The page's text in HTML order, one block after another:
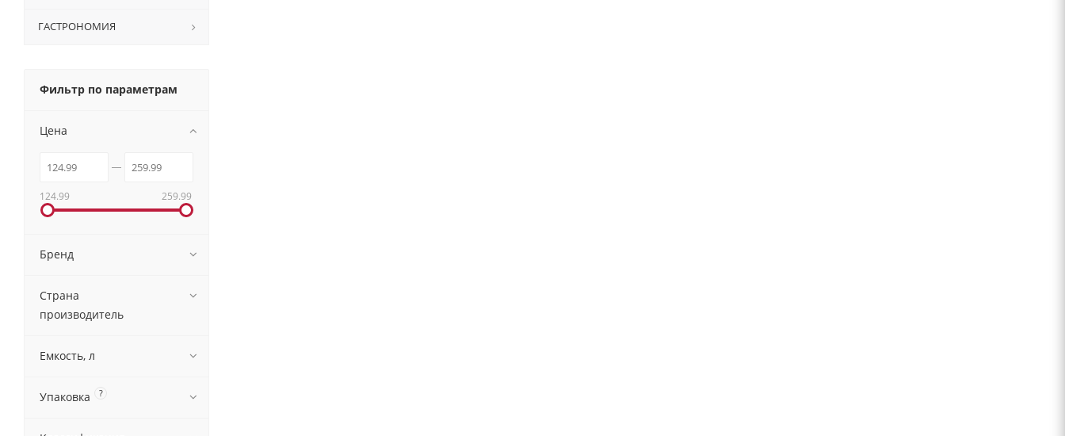
ГАСТРОНОМИЯ
Фильтр по параметрам
Цена
124.99 259.99
Бренд
Страна
производитель
Емкость, л
Упаковка ?